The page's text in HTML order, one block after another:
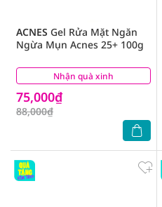
Nhận quà xinh
ACNES Gel Rửa Mặt Ngăn
Ngừa Mụn Acnes 25+ 100g
75,000₫
88,000₫
(1)